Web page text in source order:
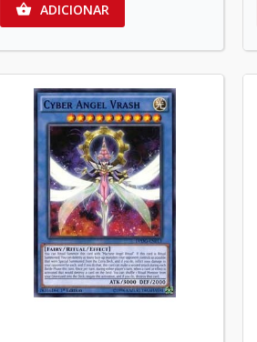
 ADICIONAR